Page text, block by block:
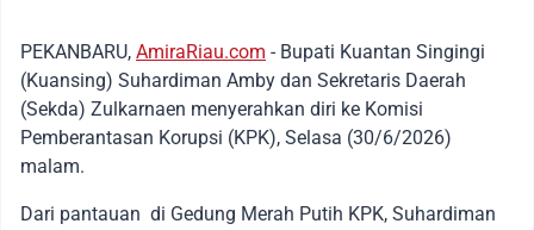
PEKANBARU, AmiraRiau.com - Bupati Kuantan Singingi
(Kuansing) Suhardiman Amby dan Sekretaris Daerah
(Sekda) Zulkarnaen menyerahkan diri ke Komisi
Pemberantasan Korupsi (KPK), Selasa (30/6/2026)
malam.
Dari pantauan di Gedung Merah Putih KPK, Suhardiman